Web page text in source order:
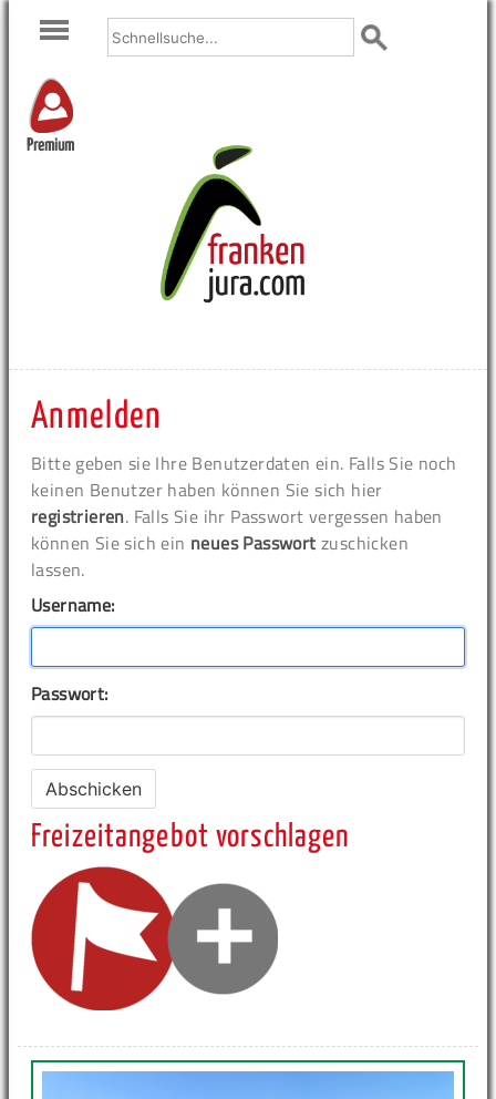
Premium
Anmelden
Bitte geben sie Ihre Benutzerdaten ein. Falls Sie noch
keinen Benutzer haben können Sie sich hier
registrieren. Falls Sie ihr Passwort vergessen haben
können Sie sich ein neues Passwort zuschicken
lassen.
Username:
Passwort:
Freizeitangebot vorschlagen